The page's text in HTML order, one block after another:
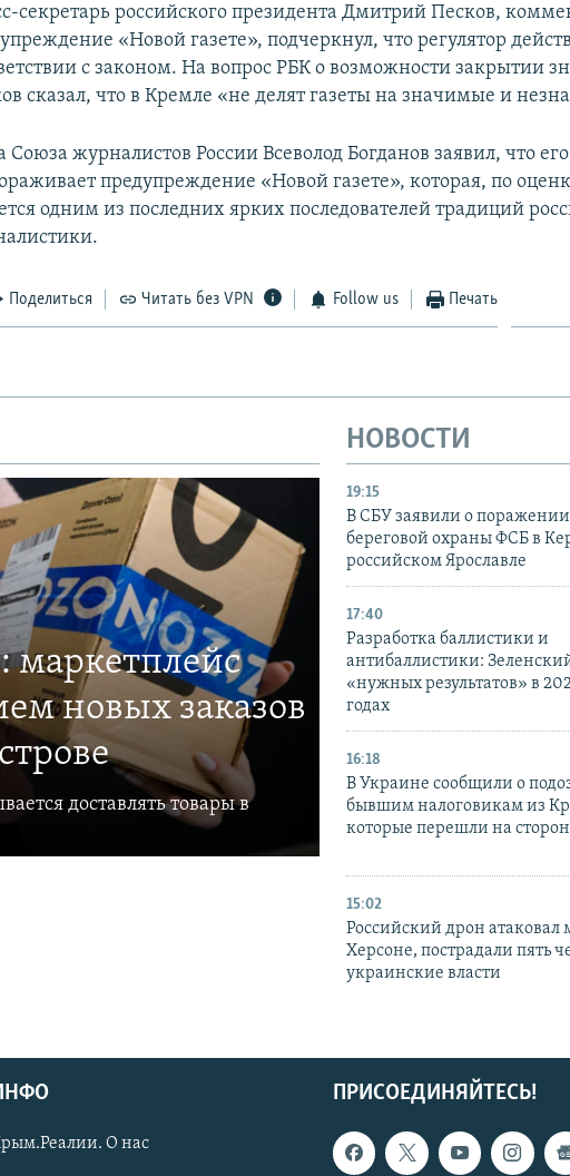
секретарь российского президента Дмитрий Песков,
«Новой газете», подчеркнул, что регулятор
с законом. На вопрос РБК о возможности закрытии
сказал, что в Кремле «не делят газеты на значимые и
Союза журналистов России Всеволод Богданов заявил, что его
предупреждение «Новой газете», которая, по
одним из последних ярких последователей традиций
Поделиться Читать без VPN Follow us Печать
маркетплейс
новых заказов
доставлять товары в
НОВОСТИ
19:15
В СБУ заявили о
береговой охраны ФСБ в
российском Ярославле
17:40
Разработка баллистики и
антибаллистики:
«нужных результатов» в
годах
16:18
В Украине сообщили о
бывшим налоговикам из
которые перешли на
15:02
Российский дрон атаковал
Херсоне, пострадали пять
украинские власти
ПРИСОЕДИНЯЙТЕСЬ!
О нас